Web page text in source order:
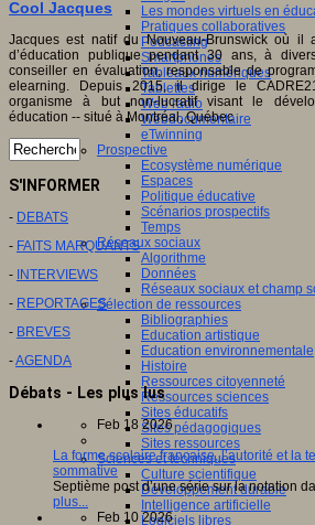
Les mondes virtuels en
Pratiques collaboratives
Podcasting
Smartphones
Tableaux numériques
Tablettes
Web radio
Webdocumentaire
eTwinning
Prospective
Ecosystème numérique
Espaces
Politique éducative
Scénarios prospectifs
Temps
Réseaux sociaux
Algorithme
Données
Réseaux sociaux et champ
Sélection de ressources
Bibliographies
Education artistique
Education environnementale
Histoire
Ressources citoyenneté
Ressources sciences
Sites éducatifs
Sites pédagogiques
Sites ressources
Sciences et techniques
Culture scientifique
Développement durable
Intelligence artificielle
Logiciels libres
Cool Jacques
Jacques est natif du Nouveau-Brunswick où il
d’éducation publique pendant 30 ans, à
conseiller en évaluation, responsable de
elearning. Depuis 2015, il dirige le
organisme à but non-lucratif visant le
éducation -- situé à Montréal, Québec
S'INFORMER
- DEBATS
- FAITS MARQUANTS
- INTERVIEWS
- REPORTAGES
- BREVES
-AGENDA
Débats - Les plus lus
Feb 18 2026
La forme scolaire française, l’autorité et la
sommative
Septième post d’une série sur la notation
plus...
Feb 10 2026